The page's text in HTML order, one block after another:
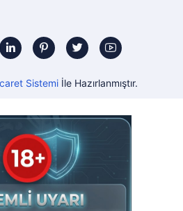
Sistemiİle Hazırlanmıştır.